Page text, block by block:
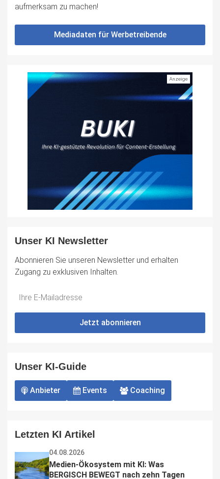
aufmerksam zu machen!
Mediadaten für Werbetreibende
Unser KI Newsletter
Abonnieren Sie unseren Newsletter und erhalten
Zugang zu exklusiven Inhalten.
Do
fill
*Ihre
Mailadresse:
Jetzt abonnieren
Unser KI-Guide
Anbieter Events Coaching
Letzten KI Artikel
04.08.2026
Medien-Ökosystem mit KI: Was
BERGISCH BEWEGT nach zehn Tagen